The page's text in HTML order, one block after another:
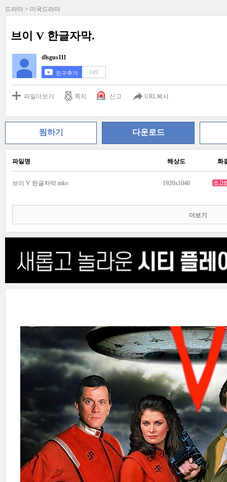
드라마 > 미국드라마
브이 V 한글자막.
dlsgus111
친구추가 109
파일더보기 쪽지 신고 URL복사
찜하기 다운로드
파일명 해상도 화
브이 V 한글자막.mkv 1920x1040
더보기